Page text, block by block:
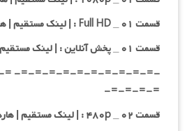
قسمت ۰۱ _ Full HD : | لینک مستقیم | هاردساب فارسی
قسمت ۰۱ _ پخش آنلاین : | لینک مستقیم | هاردساب فارسی
=-=- =-=-=-=-=-=-=-=-
=-=-=-=-
قسمت ۰۲ _ ۴۸۰p : | لینک مستقیم | هاردساب فارسی